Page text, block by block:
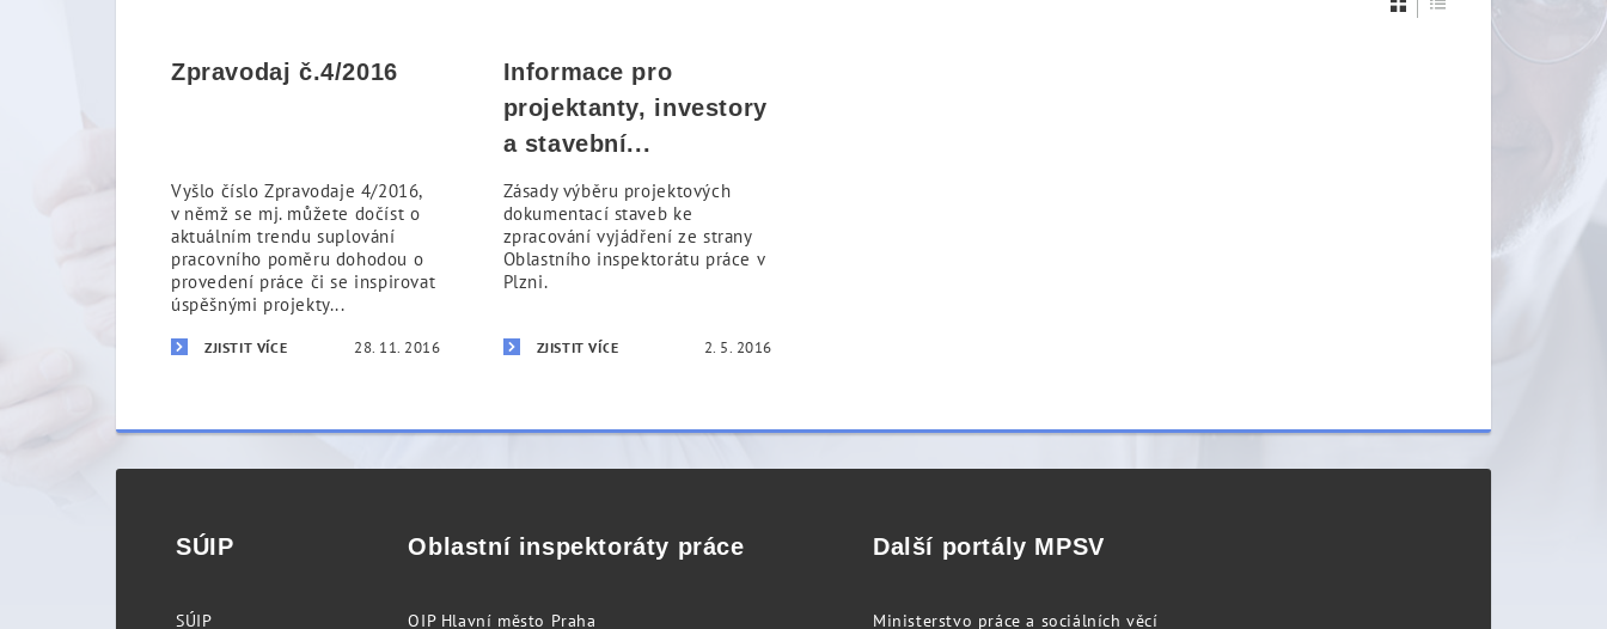
Zpravodaj č.4/2016
Vyšlo číslo Zpravodaje 4/2016,
v němž se mj. můžete dočíst o
aktuálním trendu suplování
pracovního poměru dohodou o
provedení práce či se inspirovat
úspěšnými projekty...
ZJISTIT VÍCE 28. 11. 2016
Informace pro
projektanty, investory
a stavební...
Zásady výběru projektových
dokumentací staveb ke
zpracování vyjádření ze strany
Oblastního inspektorátu práce v
Plzni.
ZJISTIT VÍCE 2. 5. 2016
SÚIP
SÚIP
Oblastní inspektoráty práce
OIP Hlavní město Praha
Další portály MPSV
Ministerstvo práce a sociálních věcí